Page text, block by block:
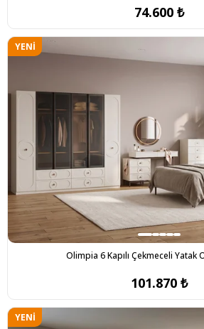
74.600 ₺
Olimpia 6 Kapılı Çekmeceli Yatak
101.870 ₺
YENI
YENI